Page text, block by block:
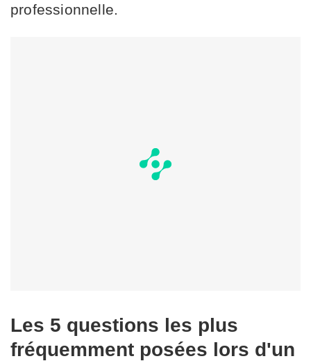
professionnelle.
Les 5 questions les plus
fréquemment posées lors d'un